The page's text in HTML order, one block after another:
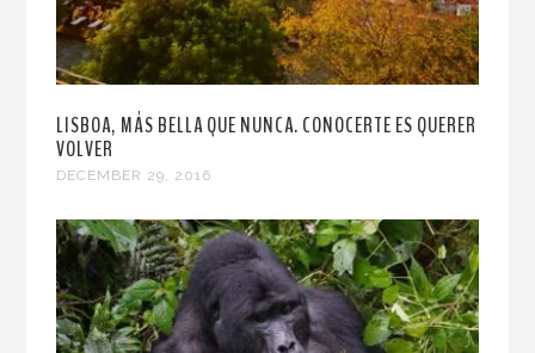
LISBOA, MÁS BELLA QUE NUNCA. CONOCERTE ES QUERER
VOLVER
DECEMBER 29, 2016